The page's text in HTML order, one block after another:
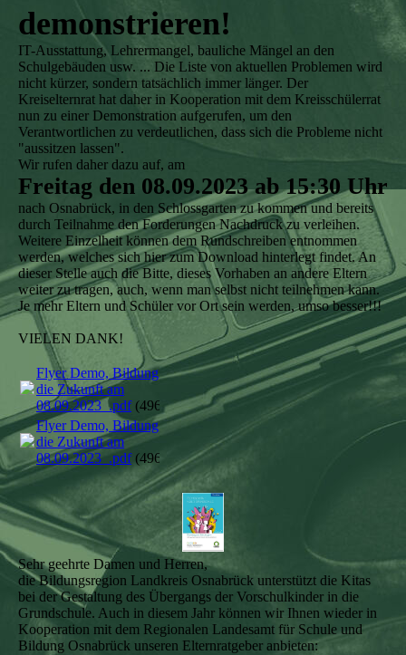
demonstrieren!
IT-Ausstattung, Lehrermangel, bauliche Mängel an den
Schulgebäuden usw. ... Die Liste von aktuellen Problemen wird
nicht kürzer, sondern tatsächlich immer länger. Der
Kreiselternrat hat daher in Kooperation mit dem Kreisschülerrat
nun zu einer Demonstration aufgerufen, um den
Verantwortlichen zu verdeutlichen, dass sich die Probleme nicht
"aussitzen lassen".
Wir rufen daher dazu auf, am
Freitag den 08.09.2023 ab 15:30 Uhr
nach Osnabrück, in den Schlossgarten zu kommen und bereits
durch Teilnahme den Forderungen Nachdruck zu verleihen.
Weitere Einzelheit können dem Rundschreiben entnommen
werden, welches sich hier zum Download hinterlegt findet. An
dieser Stelle auch die Bitte, dieses Vorhaben an andere Eltern
weiter zu tragen, auch, wenn man selbst nicht teilnehmen kann.
Je mehr Eltern und Schüler vor Ort sein werden, umso besser!!!
VIELEN DANK!
Flyer Demo, Bildung für
die Zukunft am
08.09.2023_.pdf(496.8KB)
Flyer Demo, Bildung für
die Zukunft am
08.09.2023_.pdf(496.8KB)
Sehr geehrte Damen und Herren,
die Bildungsregion Landkreis Osnabrück unterstützt die Kitas
bei der Gestaltung des Übergangs der Vorschulkinder in die
Grundschule. Auch in diesem Jahr können wir Ihnen wieder in
Kooperation mit dem Regionalen Landesamt für Schule und
Bildung Osnabrück unseren Elternratgeber anbieten: